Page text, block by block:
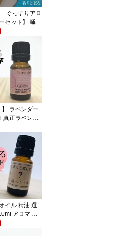
ぐっすりアロ
セット】 睡眠
グッズ 安眠
安眠 不眠 アロ
スト 癒しグ
クス 誕生日
雑貨 寝つき
ギフト 枕 い
チギフト い
睡眠改善
】 ラベンダー
真正ラベンダ
り エッセン
ル 100% アロ
フト 花 種 ハ
スプレー マッ
ル 香水 芳香
浴剤 お香 虫
エ バスソルト
ンドル 睡眠
ーミスト な
イル 精油 選
アロマ 香
シャルオイル